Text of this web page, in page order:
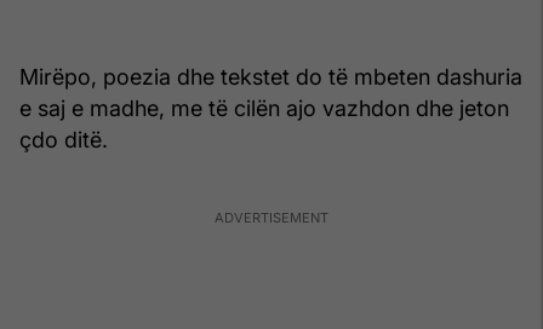
Mirëpo, poezia dhe tekstet do të mbeten dashuria
e saj e madhe, me të cilën ajo vazhdon dhe jeton
çdo ditë.